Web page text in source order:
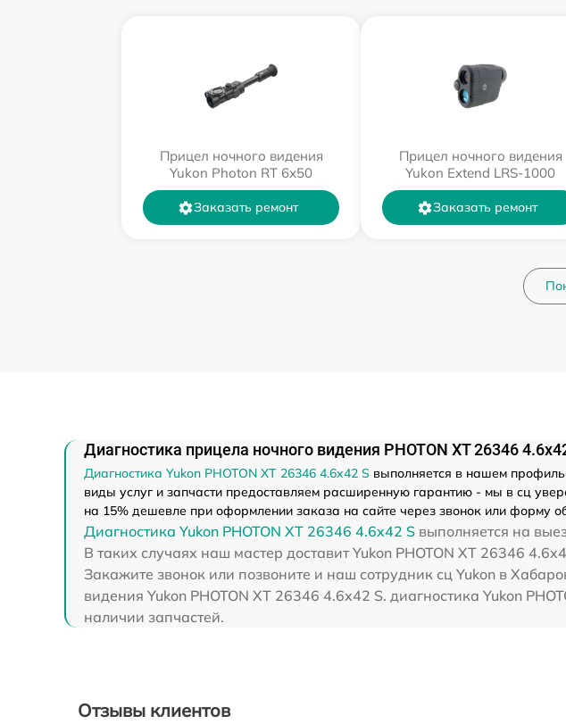
Прицел ночного видения
Yukon Photon RT 6х50
Заказать ремонт
Прицел ночного видения
Yukon Extend LRS-1000
Заказать ремонт
Диагностика прицела ночного видения PHOTON XT 26346
Диагностика Yukon PHOTON XT 26346 4.6x42 S выполняется в нашем
виды услуг и запчасти предоставляем расширенную гарантию - мы в сц
на 15% дешевле при оформлении заказа на сайте через звонок или форму
Диагностика Yukon PHOTON XT 26346 4.6x42 S выполняется на
В таких случаях наш мастер доставит Yukon PHOTON XT 26346
Закажите звонок или позвоните и наш сотрудник сц Yukon в
видения Yukon PHOTON XT 26346 4.6x42 S. диагностика Yukon
наличии запчастей.
Отзывы клиентов